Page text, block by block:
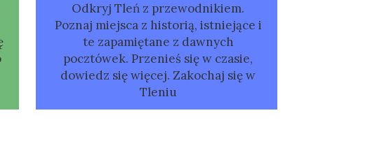
Odkryj Tleń z przewodnikiem.
Poznaj miejsca z historią, istniejące i
te zapamiętane z dawnych
pocztówek. Przenieś się w czasie,
dowiedz się więcej. Zakochaj się w
Tleniu